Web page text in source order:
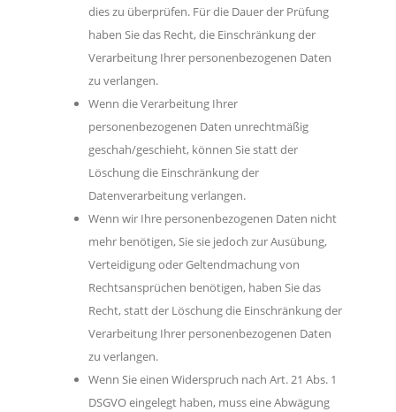
dies zu überprüfen. Für die Dauer der Prüfung
haben Sie das Recht, die Einschränkung der
Verarbeitung Ihrer personenbezogenen Daten
zu verlangen.
Wenn die Verarbeitung Ihrer
personenbezogenen Daten unrechtmäßig
geschah/geschieht, können Sie statt der
Löschung die Einschränkung der
Datenverarbeitung verlangen.
Wenn wir Ihre personenbezogenen Daten nicht
mehr benötigen, Sie sie jedoch zur Ausübung,
Verteidigung oder Geltendmachung von
Rechtsansprüchen benötigen, haben Sie das
Recht, statt der Löschung die Einschränkung der
Verarbeitung Ihrer personenbezogenen Daten
zu verlangen.
Wenn Sie einen Widerspruch nach Art. 21 Abs. 1
DSGVO eingelegt haben, muss eine Abwägung